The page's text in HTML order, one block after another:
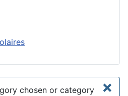
×
chosen or category